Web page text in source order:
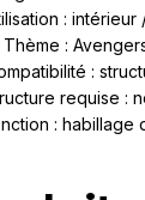
:
Thème :
:
requise :
: